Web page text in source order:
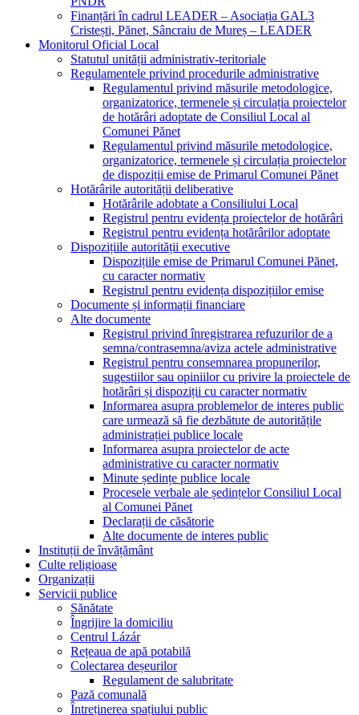
Finanțări în cadrul LEADER – Asociația GAL3
Cristești, Pănet, Sâncraiu de Mureș – LEADER
Monitorul Oficial Local
Statutul unității administrativ-teritoriale
Regulamentele privind procedurile administrative
Regulamentul privind măsurile metodologice,
organizatorice, termenele și circulația proiectelor
de hotărâri adoptate de Consiliul Local al
Comunei Pănet
Regulamentul privind măsurile metodologice,
organizatorice, termenele și circulația proiectelor
de dispoziții emise de Primarul Comunei Pănet
Hotărârile autorității deliberative
Hotărârile adobtate a Consiliului Local
Registrul pentru evidența proiectelor de hotărâri
Registrul pentru evidența hotărârilor adoptate
Dispozițiile autorității executive
Dispozițiile emise de Primarul Comunei Pănet,
cu caracter normativ
Registrul pentru evidența dispozițiilor emise
Documente și informații financiare
Alte documente
Registrul privind înregistrarea refuzurilor de a
semna/contrasemna/aviza actele administrative
Registrul pentru consemnarea propunerilor,
sugestiilor sau opiniilor cu privire la proiectele de
hotărâri și dispoziții cu caracter normativ
Informarea asupra problemelor de interes public
care urmează să fie dezbătute de autoritățile
administrației publice locale
Informarea asupra proiectelor de acte
administrative cu caracter normativ
Minute ședințe publice locale
Procesele verbale ale ședințelor Consiliul Local
al Comunei Pănet
Declarații de căsătorie
Alte documente de interes public
Instituții de învățământ
Culte religioase
Organizații
Servicii publice
Sănătate
Îngrijire la domiciliu
Centrul Lázár
Rețeaua de apă potabilă
Colectarea deșeurilor
Regulament de salubritate
Pază comunală
Întreținerea spațiului public